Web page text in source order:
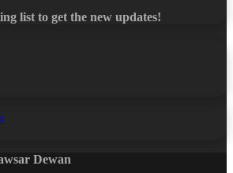
list to get the new updates!
Dewan